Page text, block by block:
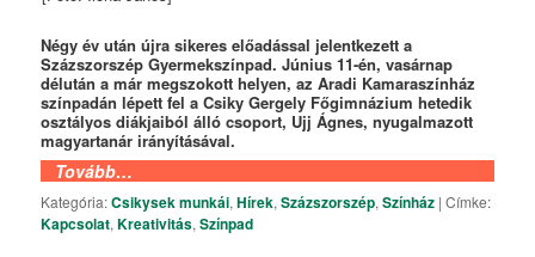
Négy év után újra sikeres előadással jelentkezett a
Százszorszép Gyermekszínpad. Június 11-én, vasárnap
délután a már megszokott helyen, az Aradi Kamaraszínház
színpadán lépett fel a Csiky Gergely Főgimnázium hetedik
osztályos diákjaiból álló csoport, Ujj Ágnes, nyugalmazott
magyartanár irányításával.
Tovább…
Kategória:Csikysek munkái,Hírek,Százszorszép,Színház |Címke:
Kapcsolat,Kreativitás,Színpad